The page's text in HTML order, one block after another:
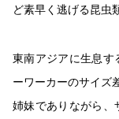
ど素早く逃げる昆虫
東南アジアに生息す
ーワーカーのサイズ
姉妹でありながら、